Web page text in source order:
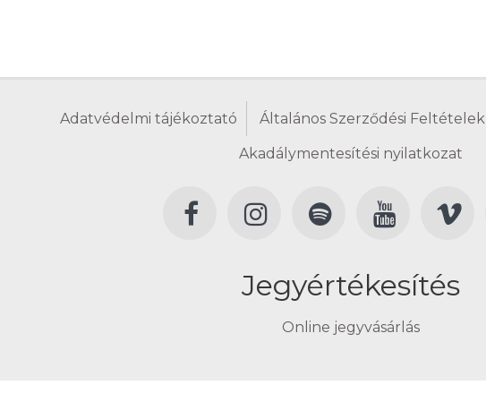
Adatvédelmi tájékoztató Általános Szerződési Feltételek
Akadálymentesítési nyilatkozat
Jegyértékesítés
Online jegyvásárlás